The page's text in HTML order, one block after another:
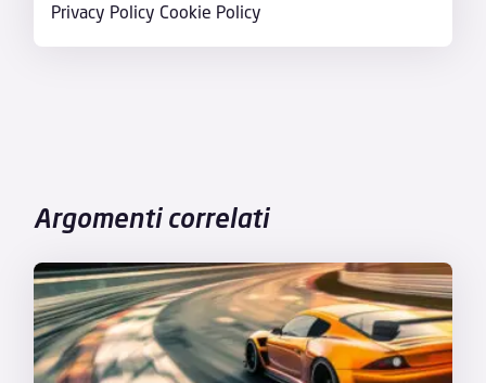
Privacy Policy Cookie Policy
Argomenti correlati